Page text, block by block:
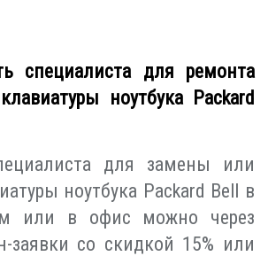
специалиста для ремонта
ноутбука Packard
для замены или
ноутбука Packard Bell в
или в офис можно через
заявки со скидкой 15% или